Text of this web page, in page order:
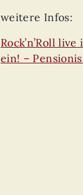
weitere Infos:
Rock’n’Roll
ein! –